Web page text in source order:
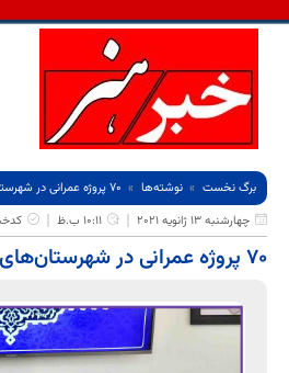
برگ نخست نوشته‌ها
۷۰ پروژه عمرانی در شهرستان‌های مرزی خراسان جنوبی اجرا شد
چهارشنبه 13 ژانویه 2021
10:11 ب.ظ
۷۰ پروژه عمرانی در شهرستان‌های مرزی خراسان جنوبی اجرا شد